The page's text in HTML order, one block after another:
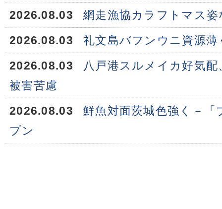
2026.08.03
網走漁協カラフトマス
2026.08.03
礼文島バフンウニ資源薄
2026.08.03
八戸港スルメイカ好気
被害苦慮
2026.08.03
鮮魚対面茨城色強く－
プン